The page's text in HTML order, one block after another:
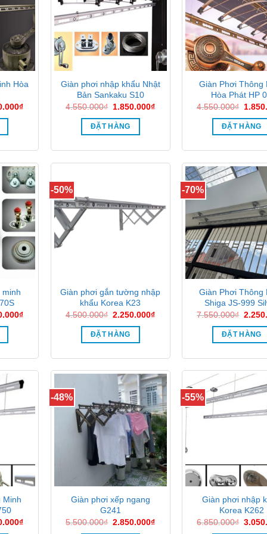
Hòa
₫Giá
Giàn phơi nhập khẩu Nhật
Bản Sankaku S10
4.550.000₫ Giá
là:
4.550.000₫.
1.850.000₫Giá
ĐẶT HÀNG
Giàn Phơi Thông
Hòa Phát HP
4.550.000₫ Giá
là:
ĐẶT HÀNG
minh
₫Giá
-50%
Giàn phơi gắn tường nhập
khẩu Korea K23
4.500.000₫ Giá
là:
4.500.000₫.
2.250.000₫Giá
ĐẶT HÀNG
-70%
Giàn Phơi Thông
Shiga JS-999
7.550.000₫ Giá
là:
ĐẶT HÀNG
Minh
₫Giá
-48%
Giàn phơi xếp ngang
G241
5.500.000₫ Giá
2.850.000₫Giá
-55%
Giàn phơi nhập
Korea K262
6.850.000₫ Giá